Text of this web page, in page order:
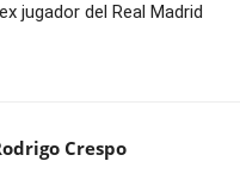
jugador del Real Madrid
Crespo